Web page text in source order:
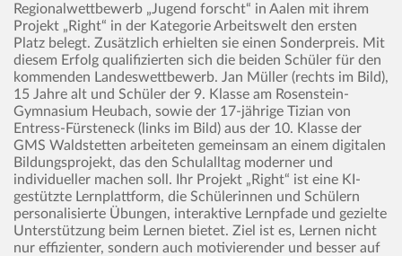
Regionalwettbewerb „Jugend forscht“ in Aalen mit ihrem
Projekt „Right“ in der Kategorie Arbeitswelt den ersten
Platz belegt. Zusätzlich erhielten sie einen Sonderpreis. Mit
diesem Erfolg qualifizierten sich die beiden Schüler für den
kommenden Landeswettbewerb. Jan Müller (rechts im Bild),
15 Jahre alt und Schüler der 9. Klasse am Rosenstein-
Gymnasium Heubach, sowie der 17-jährige Tizian von
Entress-Fürsteneck (links im Bild) aus der 10. Klasse der
GMS Waldstetten arbeiteten gemeinsam an einem digitalen
Bildungsprojekt, das den Schulalltag moderner und
individueller machen soll. Ihr Projekt „Right“ ist eine KI-
gestützte Lernplattform, die Schülerinnen und Schülern
personalisierte Übungen, interaktive Lernpfade und gezielte
Unterstützung beim Lernen bietet. Ziel ist es, Lernen nicht
nur effizienter, sondern auch motivierender und besser auf